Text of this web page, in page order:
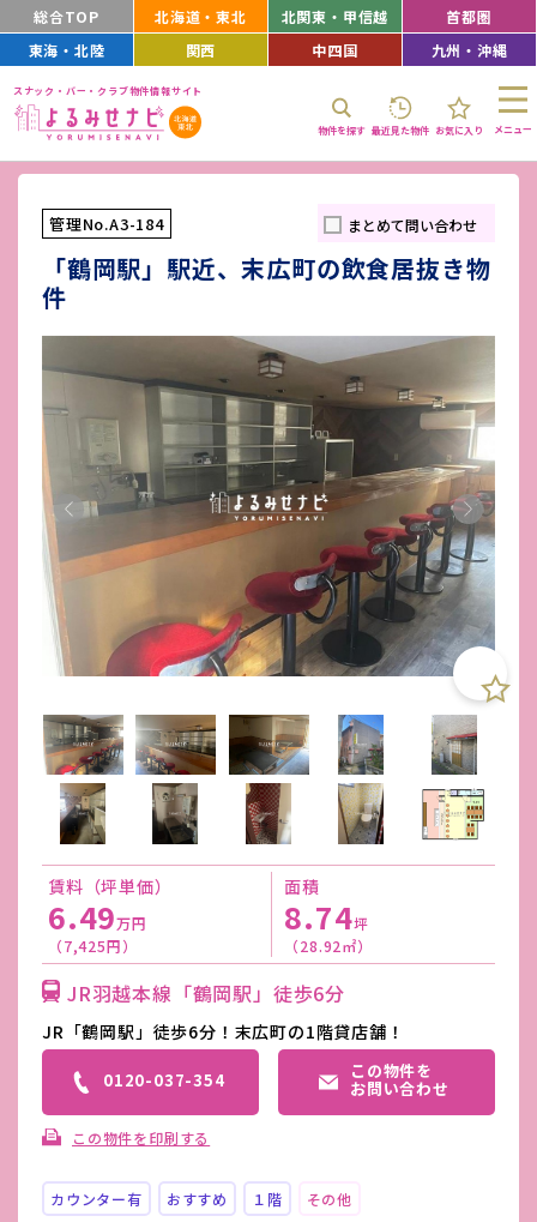
総合TOP 北海道・東北 北関東・甲信越
首都圏
東海・北陸
関西 中四国 九州・沖縄
スナック・バー・クラブ物件情報サイト
物件を探す 最近見た物件 お気に入り メニュー
管理No.A3-184 まとめて問い合わせ
「鶴岡駅」駅近、末広町の飲食居抜き物
件
賃料（坪単価）
6.49万円
（7,425円）
面積
8.74坪
（28.92㎡）
JR羽越本線「鶴岡駅」徒歩6分
JR「鶴岡駅」徒歩6分！末広町の1階貸店舗！
0120-037-354 この物件を
お問い合わせ
この物件を印刷する
カウンター有 おすすめ １階 その他